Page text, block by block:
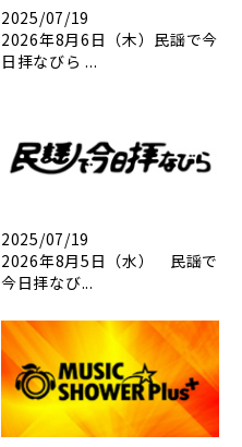
2025/07/19
2026年8月6日（木）民謡で今
日拝なびら ...
2025/07/19
2026年8月5日（水） 民謡で
今日拝なび...